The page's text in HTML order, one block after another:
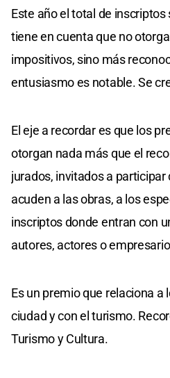
Este año el total de inscriptos
tiene en cuenta que no
impositivos, sino más
entusiasmo es notable. Se
El eje a recordar es que los
otorgan nada más que el
jurados, invitados a
acuden a las obras, a los
inscriptos donde entran con
autores, actores o
Es un premio que relaciona a
ciudad y con el turismo.
Turismo y Cultura.